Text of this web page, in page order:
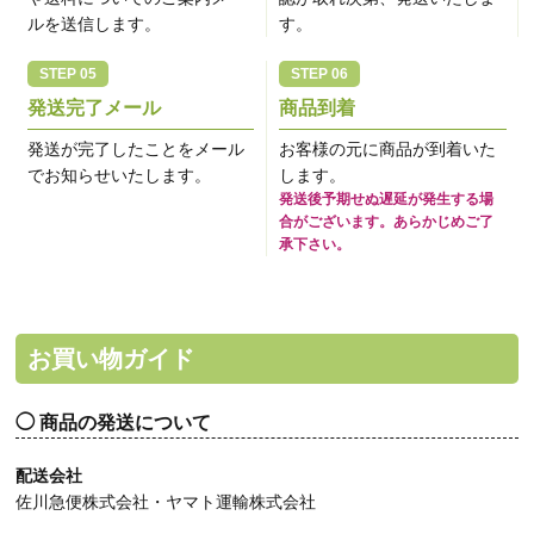
ルを送信します。
す。
発送完了メール
発送が完了したことをメール
でお知らせいたします。
商品到着
お客様の元に商品が到着いた
します。
発送後予期せぬ遅延が発生する場
合がございます。あらかじめご了
承下さい。
お買い物ガイド
商品の発送について
配送会社
佐川急便株式会社・ヤマト運輸株式会社